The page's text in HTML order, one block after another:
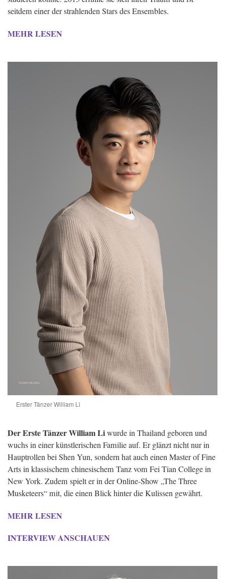
seitdem einer der strahlenden Stars des Ensembles.
MEHR LESEN
Erster Tänzer William Li
Der Erste Tänzer William Liwurde in Thailand geboren und
wuchs in einer künstlerischen Familie auf. Er glänzt nicht nur in
Hauptrollen bei Shen Yun, sondern hat auch einen Master of Fine
Arts in klassischem chinesischem Tanz vom Fei Tian College in
New York. Zudem spielt er in der Online-Show „The Three
Musketeers“ mit, die einen Blick hinter die Kulissen gewährt.
MEHR LESEN
INTERVIEW ANSCHAUEN